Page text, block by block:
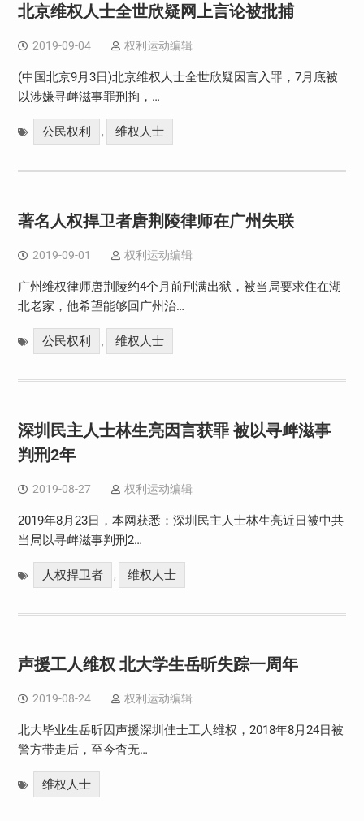
北京维权人士全世欣疑网上言论被批捕
2019-09-04 权利运动编辑
(中国北京9月3日)北京维权人士全世欣疑因言入罪，7月底被
以涉嫌寻衅滋事罪刑拘，…
公民权利 , 维权人士
著名人权捍卫者唐荆陵律师在广州失联
2019-09-01 权利运动编辑
广州维权律师唐荆陵约4个月前刑满出狱，被当局要求住在湖
北老家，他希望能够回广州治…
公民权利 , 维权人士
深圳民主人士林生亮因言获罪 被以寻衅滋事
判刑2年
2019-08-27 权利运动编辑
2019年8月23日，本网获悉：深圳民主人士林生亮近日被中共
当局以寻衅滋事判刑2…
人权捍卫者 , 维权人士
声援工人维权 北大学生岳昕失踪一周年
2019-08-24 权利运动编辑
北大毕业生岳昕因声援深圳佳士工人维权，2018年8月24日被
警方带走后，至今杳无…
维权人士